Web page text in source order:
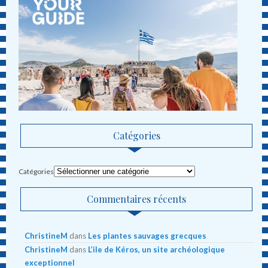
Catégories
Catégories
Commentaires récents
ChristineM dans Les plantes sauvages grecques
ChristineM dans L’ile de Kéros, un site archéologique
exceptionnel